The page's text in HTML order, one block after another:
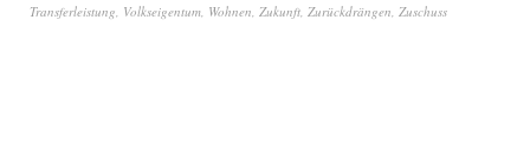
Transferleistung, Volkseigentum, Wohnen, Zukunft, Zurückdrängen, Zuschuss